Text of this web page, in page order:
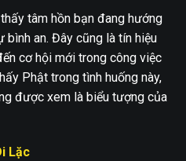
tâm hồn bạn đang hướng
bình an. Đây cũng là tín hiệu
cơ hội mới trong công việc
Phật trong tình huống này,
được xem là biểu tượng của
Lặc